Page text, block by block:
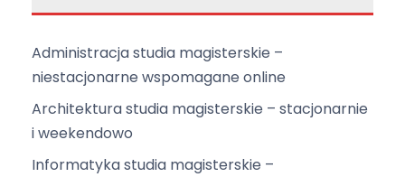
Administracja studia magisterskie –
niestacjonarne wspomagane online
Architektura studia magisterskie – stacjonarnie
i weekendowo
Informatyka studia magisterskie –